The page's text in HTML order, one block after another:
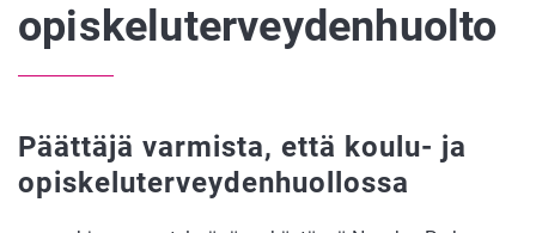
opiskeluterveydenhuolto
Päättäjä varmista, että koulu- ja
opiskeluterveydenhuollossa